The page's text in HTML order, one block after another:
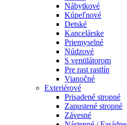
Nábytkové
Kúpeľnové
Detské
Kancelárske
Priemyselné
Núdzové
S ventilátorom
Pre rast rastlín
Vianočné
Exteriérové
Prisadené stropné
Zapustené stropné
Závesné